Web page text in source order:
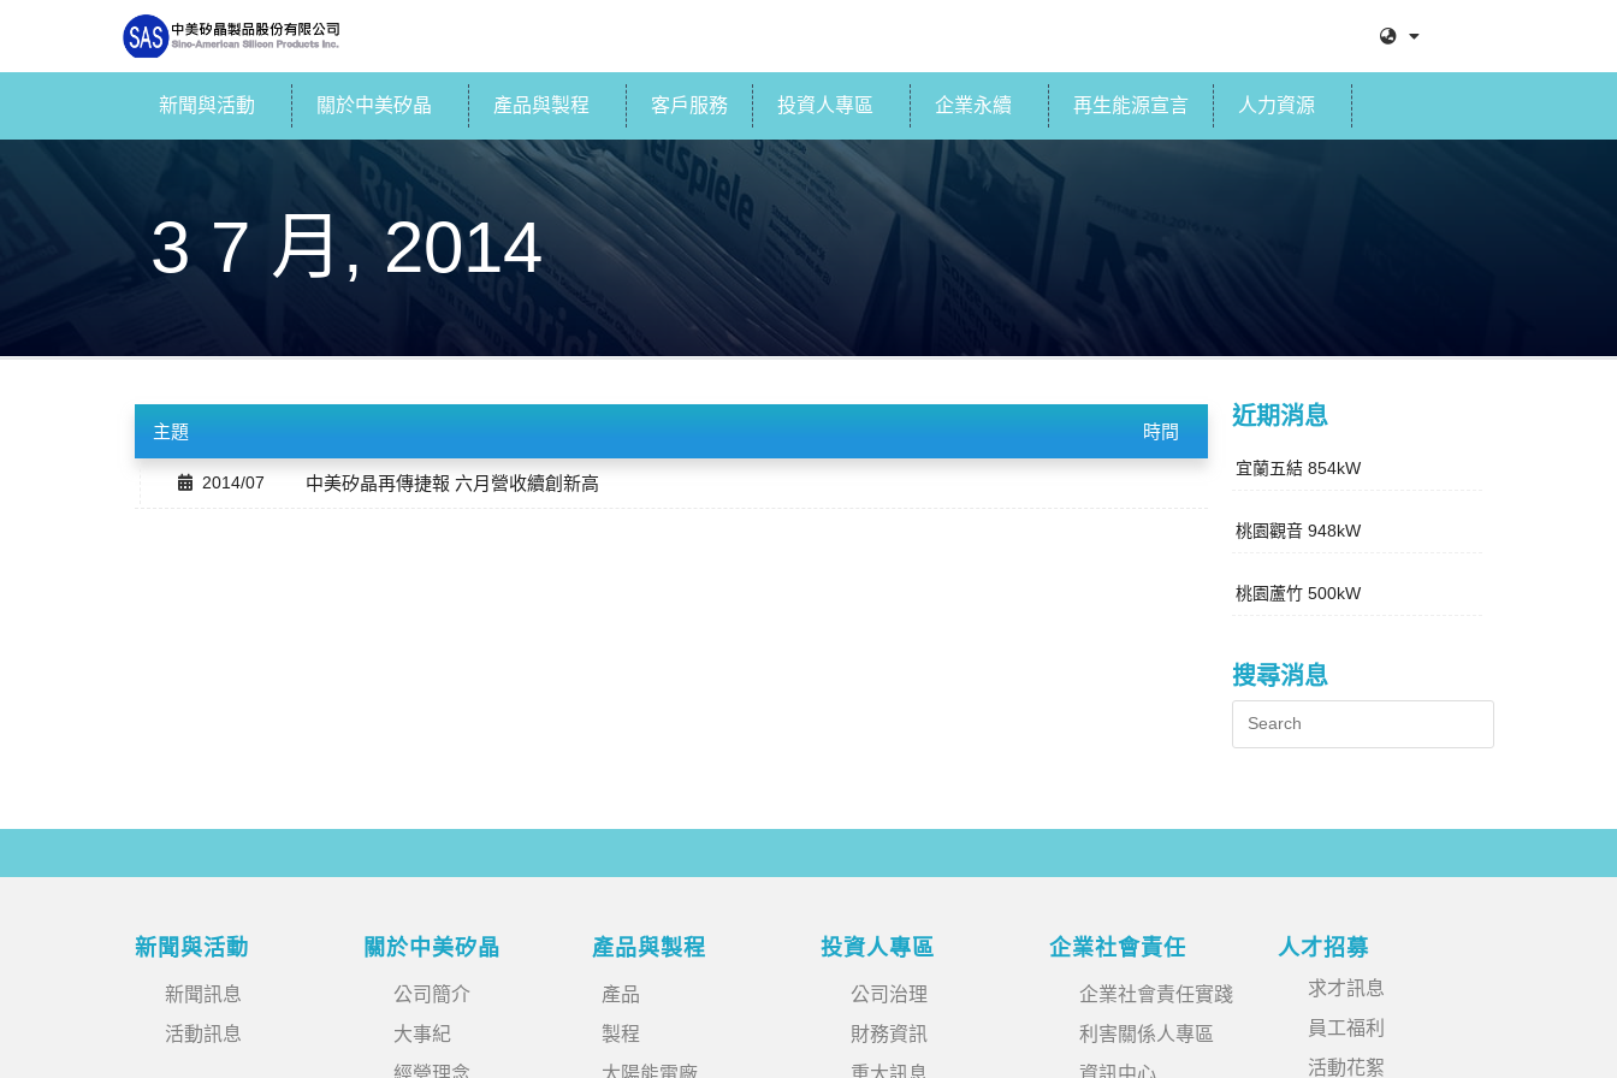
新聞與活動 關於中美矽晶 產品與製程 客戶服務 投資人專區 企業永續 再生能源宣言 人力資源
3 7 月, 2014
主題 時間
2014/07 中美矽晶再傳捷報 六月營收續創新高
近期消息
宜蘭五結 854kW
桃園觀音 948kW
桃園蘆竹 500kW
搜尋消息
新聞與活動
新聞訊息
活動訊息
關於中美矽晶
公司簡介
大事紀
經營理念
產品與製程
產品
製程
太陽能電廠
投資人專區
公司治理
財務資訊
重大訊息
企業社會責任
企業社會責任實踐
利害關係人專區
資訊中心
人才招募
求才訊息
員工福利
活動花絮